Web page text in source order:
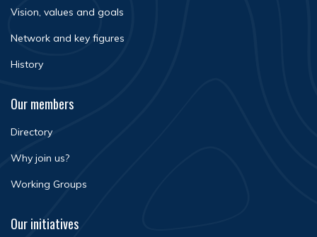
Vision, values and goals
Network and key figures
History
Our members
Directory
Why join us?
Working Groups
Our initiatives